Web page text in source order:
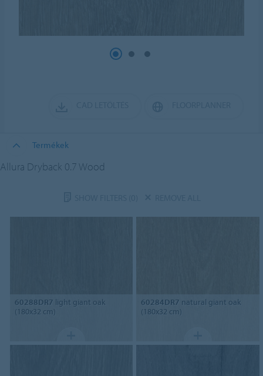
Termékek
Allura Dryback 0.7 Wood
60288DR7 light giant oak
(180x32 cm)
60284DR7 natural giant oak
(180x32 cm)